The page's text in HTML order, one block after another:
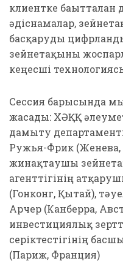
клиентке
әдіснамалар,
басқаруды
зейнетақыны
кеңесші
Сессия барысында
жасады: ХӘҚҚ
дамыту
Ружья-Фрик (Женева,
жинақтаушы
агенттігінің
(Гонконг, Қытай),
Арчер (Канберра,
инвестициялық
серіктестігінің
(Париж, Франция)